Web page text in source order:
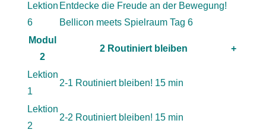
Lektion
6
Entdecke die Freude an der Bewegung!
Bellicon meets Spielraum Tag 6
Modul
2
2 Routiniert bleiben +
Lektion
1
2-1 Routiniert bleiben! 15 min
Lektion
2
2-2 Routiniert bleiben! 15 min